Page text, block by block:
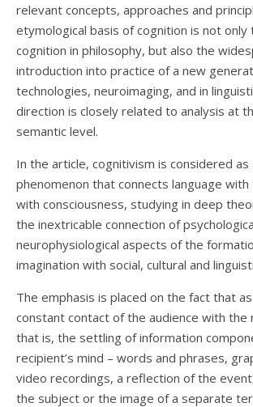
relevant concepts, approaches and
etymological basis of cognition is not
cognition in philosophy, but also the
introduction into practice of a new
technologies, neuroimaging, and in
direction is closely related to analysis at
semantic level.
In the article, cognitivism is considered as
phenomenon that connects language with
with consciousness, studying in deep
the inextricable connection of
neurophysiological aspects of the
imagination with social, cultural and
The emphasis is placed on the fact that
constant contact of the audience with the
that is, the settling of information
recipient’s mind – words and phrases,
video recordings, a reflection of the
the subject or the image of a separate